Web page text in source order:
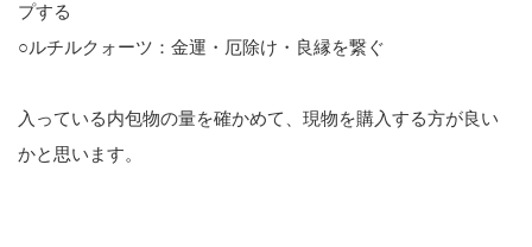
プする
○ルチルクォーツ：金運・厄除け・良縁を繋ぐ
入っている内包物の量を確かめて、現物を購入する方が良い
かと思います。